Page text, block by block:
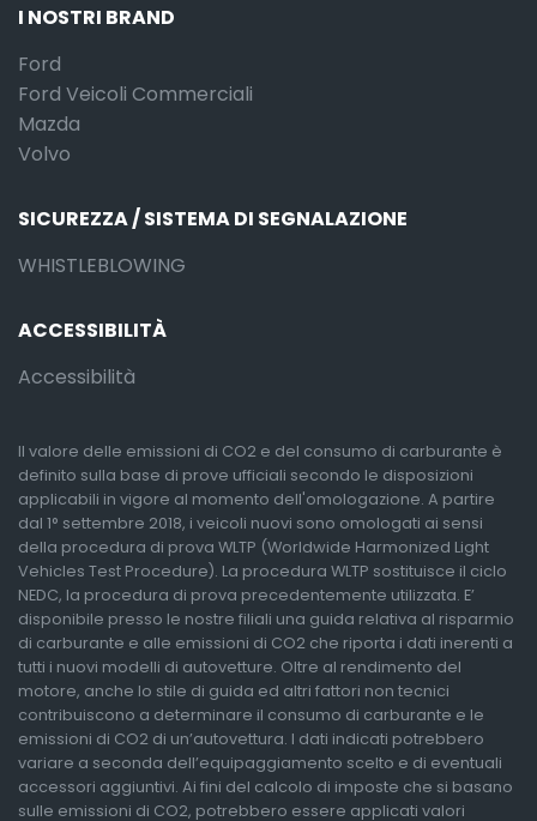
I NOSTRI BRAND
Ford
Ford Veicoli Commerciali
Mazda
Volvo
SICUREZZA / SISTEMA DI SEGNALAZIONE
WHISTLEBLOWING
ACCESSIBILITÀ
Accessibilità
Il valore delle emissioni di CO2 e del consumo di carburante è
definito sulla base di prove ufficiali secondo le disposizioni
applicabili in vigore al momento dell'omologazione. A partire
dal 1° settembre 2018, i veicoli nuovi sono omologati ai sensi
della procedura di prova WLTP (Worldwide Harmonized Light
Vehicles Test Procedure). La procedura WLTP sostituisce il ciclo
NEDC, la procedura di prova precedentemente utilizzata. E’
disponibile presso le nostre filiali una guida relativa al risparmio
di carburante e alle emissioni di CO2 che riporta i dati inerenti a
tutti i nuovi modelli di autovetture. Oltre al rendimento del
motore, anche lo stile di guida ed altri fattori non tecnici
contribuiscono a determinare il consumo di carburante e le
emissioni di CO2 di un’autovettura. I dati indicati potrebbero
variare a seconda dell’equipaggiamento scelto e di eventuali
accessori aggiuntivi. Ai fini del calcolo di imposte che si basano
sulle emissioni di CO2, potrebbero essere applicati valori